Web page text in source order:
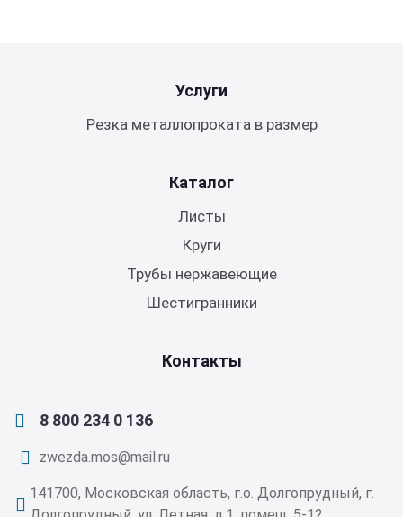
Услуги
Резка металлопроката в размер
Каталог
Листы
Круги
Трубы нержавеющие
Шестигранники
Контакты
8 800 234 0 136
zwezda.mos@mail.ru
141700, Московская область, г.о. Долгопрудный, г.